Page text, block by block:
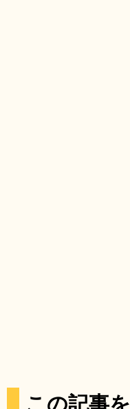
この記事